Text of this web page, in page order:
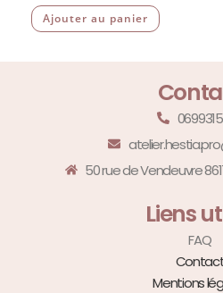
Ajouter au panier
50 rue de Vendeuvre
Liens
FAQ
Mentions